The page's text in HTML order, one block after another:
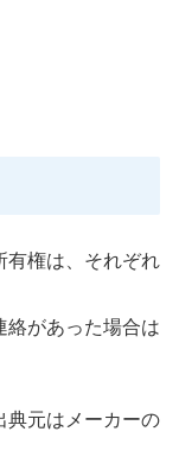
有権は、それぞれ
絡があった場合は
典元はメーカーの